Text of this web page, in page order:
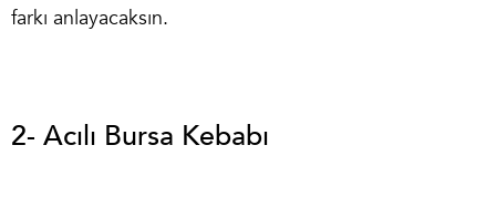
farkı anlayacaksın.
2- Acılı Bursa Kebabı